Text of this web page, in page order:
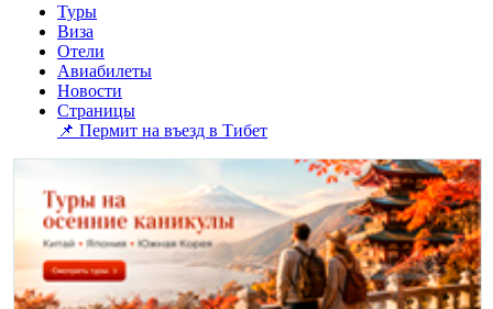
Туры
Виза
Отели
Авиабилеты
Новости
Страницы
📌 Пермит на въезд в Тибет